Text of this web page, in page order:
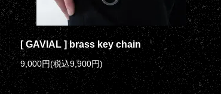
[ GAVIAL ] brass key chain
9,000円(税込9,900円)